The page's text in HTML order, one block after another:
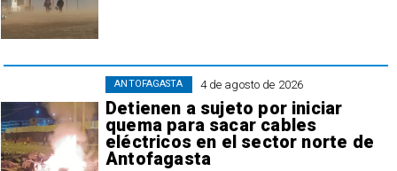
4 de agosto de 2026
Detienen a sujeto por iniciar
quema para sacar cables
eléctricos en el sector norte de
Antofagasta
ANTOFAGASTA